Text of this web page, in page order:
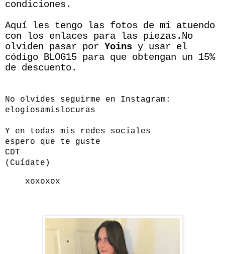
condiciones.
Aquí les tengo las fotos de mi atuendo
con los enlaces para las piezas.No
olviden pasar por Yoins y usar el
código BLOG15 para que obtengan un 15%
de descuento.
No olvides seguirme en Instagram:
elogiosamislocuras
Y en todas mis redes sociales
espero que te guste
CDT
(Cuídate)
xoxoxox